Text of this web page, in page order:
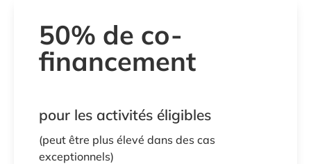
50% de co-
financement
pour les activités éligibles
(peut être plus élevé dans des cas
exceptionnels)